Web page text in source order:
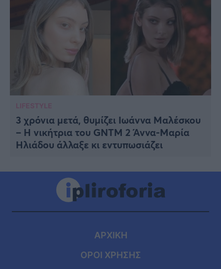
LIFESTYLE
3 χρόνια μετά, θυμίζει Ιωάννα Μαλέσκου
– H νικήτρια του GNTM 2 Άννα-Μαρία
Ηλιάδου άλλαξε κι εντυπωσιάζει
ΑΡΧΙΚΗ
ΟΡΟΙ ΧΡΗΣΗΣ